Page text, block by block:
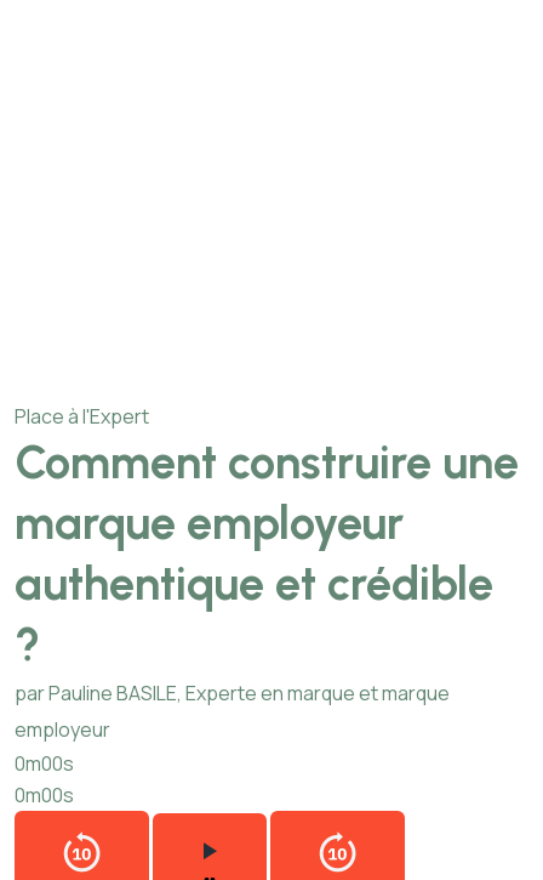
Place à l'Expert
Comment construire une
marque employeur
authentique et crédible
?
par Pauline BASILE, Experte en marque et marque
employeur
0m00s
0m00s